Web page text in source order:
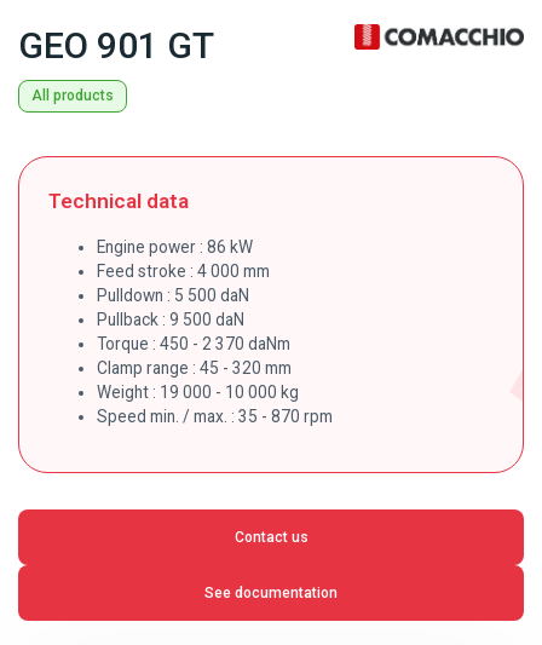
GEO 901 GT
All products
Technical data
Engine power : 86 kW
Feed stroke : 4 000 mm
Pulldown : 5 500 daN
Pullback : 9 500 daN
Torque : 450 - 2 370 daNm
Clamp range : 45 - 320 mm
Weight : 19 000 - 10 000 kg
Speed min. / max. : 35 - 870 rpm
Contact us
See documentation